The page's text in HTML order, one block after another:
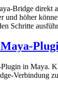
Bridge direkt
und höher
Schritte
in Maya.
Verbindung